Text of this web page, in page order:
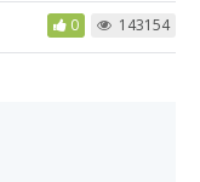
0 143154